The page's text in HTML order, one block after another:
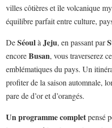
villes côtières et île volcanique
équilibre parfait entre culture,
DeSéoulà Jeju, en passant par
encoreBusan, vous traverserez
emblématiques du pays. Un
profiter de la saison automnale,
pare de d’or et d’orangés.
Un programme completpensé